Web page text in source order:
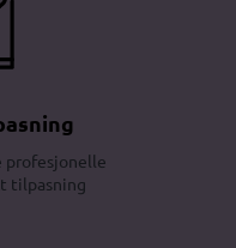
profesjonelle
tilpasning